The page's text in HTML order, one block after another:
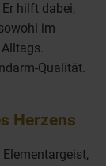
hilft dabei,
im
Qualität.
Herzens